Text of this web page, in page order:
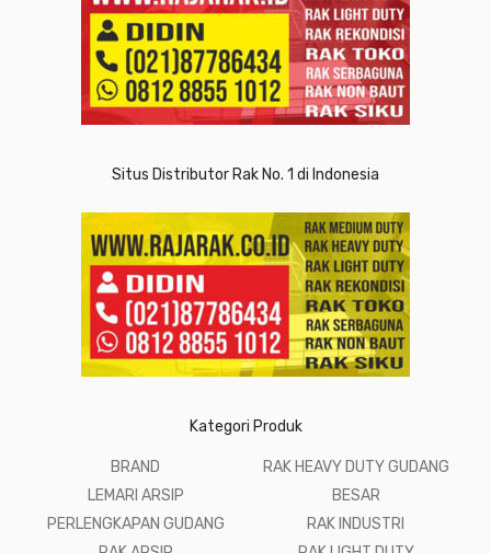
Situs Distributor Rak No. 1 di Indonesia
Kategori Produk
BRAND
LEMARI ARSIP
PERLENGKAPAN GUDANG
RAK HEAVY DUTY GUDANG
BESAR
RAK INDUSTRI